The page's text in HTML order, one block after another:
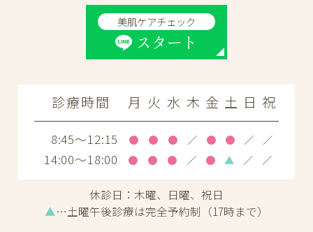
美肌ケアチェック
スタート
診療時間 月 火 水 木 金 土 日 祝
8:45～12:15 ● ● ● ／ ● ● ／ ／
14:00～18:00 ● ● ● ／ ● ▲ ／ ／
休診日： 木曜、日曜、祝日
▲…土曜午後診療は完全予約制（17時まで）